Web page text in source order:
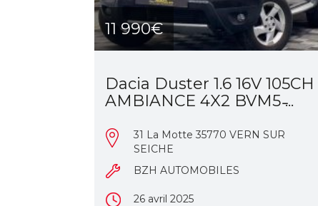
11 990€
Dacia Duster 1.6 16V 105CH
AMBIANCE 4X2 BVM5 ̵...
31 La Motte 35770 VERN SUR
SEICHE
BZH AUTOMOBILES
26 avril 2025